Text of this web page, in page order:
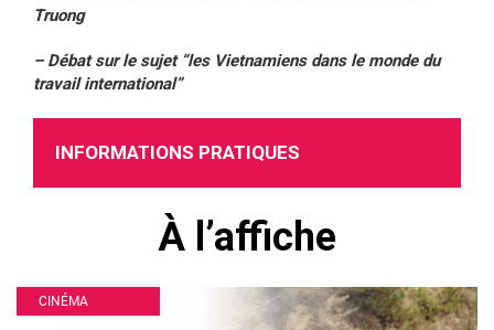
Truong
– Débat sur le sujet “les Vietnamiens dans le monde du
travail international”
INFORMATIONS PRATIQUES
À l’affiche
CINÉMA